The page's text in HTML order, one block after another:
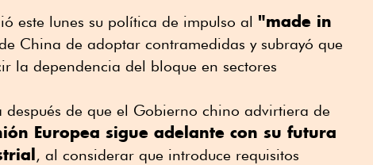
este lunes su política de impulso al "made in
China de adoptar contramedidas y subrayó que
la dependencia del bloque en sectores
después de que el Gobierno chino advirtiera de
Europea sigue adelante con su futura
, al considerar que introduce requisitos